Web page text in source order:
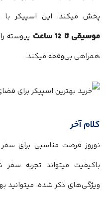
پخش میکند. این اسپیکر با
موسیقی تا 12 ساعت
پیوسته
همراهی بی‌وقفه میکند.
کلام آخر
نوروز فرصت مناسبی برای
باکیفیت میتواند تجربه
ویژگی‌های ذکر شده، میتوانید